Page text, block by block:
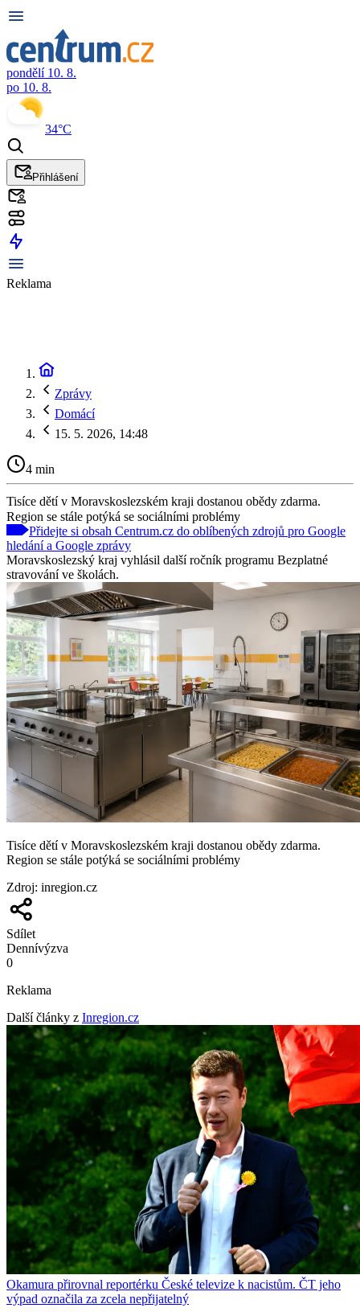
pondělí 10. 8.
po 10. 8.
34°C
Přihlášení
Reklama
Zprávy
Domácí
15. 5. 2026, 14:48
4 min
Tisíce dětí v Moravskoslezském kraji dostanou obědy zdarma.
Region se stále potýká se sociálními problémy
Přidejte si obsah Centrum.cz do oblíbených zdrojů pro Google
hledání a Google zprávy
Moravskoslezský kraj vyhlásil další ročník programu Bezplatné
stravování ve školách.
Tisíce dětí v Moravskoslezském kraji dostanou obědy zdarma.
Region se stále potýká se sociálními problémy
Zdroj: inregion.cz
Sdílet
Dennívýzva
0
Reklama
Další články z Inregion.cz
Okamura přirovnal reportérku České televize k nacistům. ČT jeho
výpad označila za zcela nepřijatelný